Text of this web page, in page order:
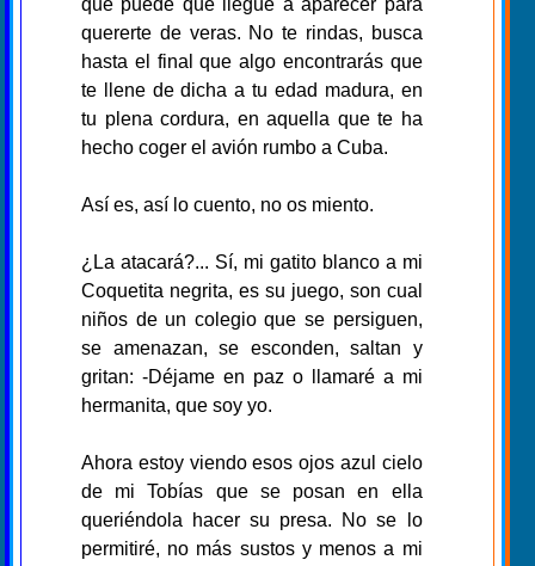
que puede que llegue a aparecer para
quererte de veras. No te rindas, busca
hasta el final que algo encontrarás que
te llene de dicha a tu edad madura, en
tu plena cordura, en aquella que te ha
hecho coger el avión rumbo a Cuba.
Así es, así lo cuento, no os miento.
¿La atacará?... Sí, mi gatito blanco a mi
Coquetita negrita, es su juego, son cual
niños de un colegio que se persiguen,
se amenazan, se esconden, saltan y
gritan: -Déjame en paz o llamaré a mi
hermanita, que soy yo.
Ahora estoy viendo esos ojos azul cielo
de mi Tobías que se posan en ella
queriéndola hacer su presa. No se lo
permitiré, no más sustos y menos a mi